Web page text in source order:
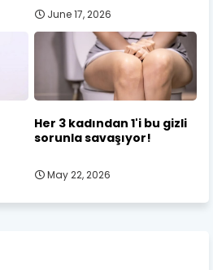
June 17, 2026
Her 3 kadından 1'i bu gizli
sorunla savaşıyor!
May 22, 2026